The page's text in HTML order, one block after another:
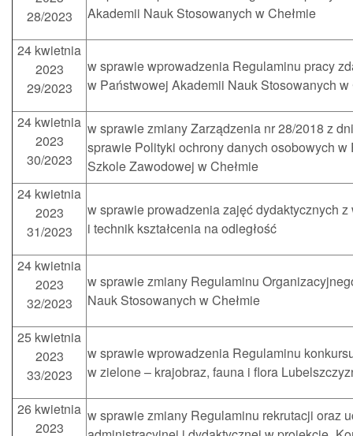
28/2023
Akademii Nauk Stosowanych w Chełmie
24 kwietnia
2023
29/2023
w sprawie wprowadzenia Regulaminu pracy
w Państwowej Akademii Nauk Stosowanych w
24 kwietnia
2023
30/2023
w sprawie zmiany Zarządzenia nr 28/2018 z
sprawie Polityki ochrony danych osobowych
Szkole Zawodowej w Chełmie
24 kwietnia
2023
31/2023
w sprawie prowadzenia zajęć dydaktycznych
i technik kształcenia na odległość
24 kwietnia
2023
32/2023
w sprawie zmiany Regulaminu
Nauk Stosowanych w Chełmie
25 kwietnia
2023
33/2023
w sprawie wprowadzenia Regulaminu
w zielone – krajobraz, fauna i flora
26 kwietnia
2023
w sprawie zmiany Regulaminu rekrutacji oraz